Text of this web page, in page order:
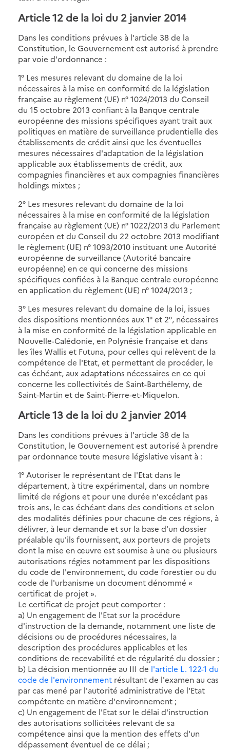
Article 12 de la loi du 2 janvier 2014
Dans les conditions prévues à l'article 38 de la
Constitution, le Gouvernement est autorisé à prendre
par voie d'ordonnance :
1° Les mesures relevant du domaine de la loi
nécessaires à la mise en conformité de la législation
française au règlement (UE) n° 1024/2013 du Conseil
du 15 octobre 2013 confiant à la Banque centrale
européenne des missions spécifiques ayant trait aux
politiques en matière de surveillance prudentielle des
établissements de crédit ainsi que les éventuelles
mesures nécessaires d'adaptation de la législation
applicable aux établissements de crédit, aux
compagnies financières et aux compagnies financières
holdings mixtes ;
2° Les mesures relevant du domaine de la loi
nécessaires à la mise en conformité de la législation
française au règlement (UE) n° 1022/2013 du Parlement
européen et du Conseil du 22 octobre 2013 modifiant
le règlement (UE) n° 1093/2010 instituant une Autorité
européenne de surveillance (Autorité bancaire
européenne) en ce qui concerne des missions
spécifiques confiées à la Banque centrale européenne
en application du règlement (UE) n° 1024/2013 ;
3° Les mesures relevant du domaine de la loi, issues
des dispositions mentionnées aux 1° et 2°, nécessaires
à la mise en conformité de la législation applicable en
Nouvelle-Calédonie, en Polynésie française et dans
les îles Wallis et Futuna, pour celles qui relèvent de la
compétence de l'Etat, et permettant de procéder, le
cas échéant, aux adaptations nécessaires en ce qui
concerne les collectivités de Saint-Barthélemy, de
Saint-Martin et de Saint-Pierre-et-Miquelon.
Article 13 de la loi du 2 janvier 2014
Dans les conditions prévues à l'article 38 de la
Constitution, le Gouvernement est autorisé à prendre
par ordonnance toute mesure législative visant à :
1° Autoriser le représentant de l'Etat dans le
département, à titre expérimental, dans un nombre
limité de régions et pour une durée n'excédant pas
trois ans, le cas échéant dans des conditions et selon
des modalités définies pour chacune de ces régions, à
délivrer, à leur demande et sur la base d'un dossier
préalable qu'ils fournissent, aux porteurs de projets
dont la mise en œuvre est soumise à une ou plusieurs
autorisations régies notamment par les dispositions
du code de l'environnement, du code forestier ou du
code de l'urbanisme un document dénommé «
certificat de projet ».
Le certificat de projet peut comporter :
a) Un engagement de l'Etat sur la procédure
d'instruction de la demande, notamment une liste de
décisions ou de procédures nécessaires, la
description des procédures applicables et les
conditions de recevabilité et de régularité du dossier ;
b) La décision mentionnée au III de l'article L. 122-1 du
code de l'environnement résultant de l'examen au cas
par cas mené par l'autorité administrative de l'Etat
compétente en matière d'environnement ;
c) Un engagement de l'Etat sur le délai d'instruction
des autorisations sollicitées relevant de sa
compétence ainsi que la mention des effets d'un
dépassement éventuel de ce délai ;